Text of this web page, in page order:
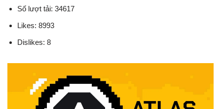
Số lượt tải: 34617
Likes: 8993
Dislikes: 8